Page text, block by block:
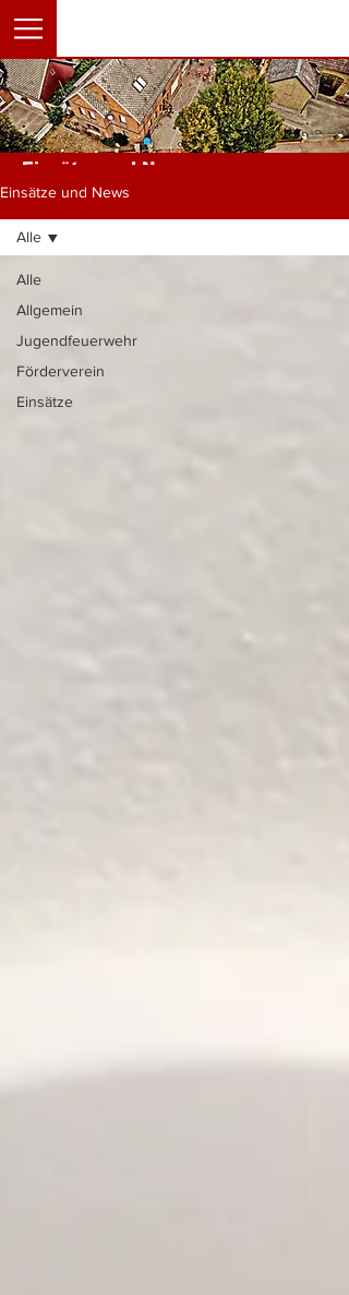
Einsätze und News
Einsätze und News
Alle
Allgemein
Jugendfeuerwehr
Förderverein
Einsätze
Alle